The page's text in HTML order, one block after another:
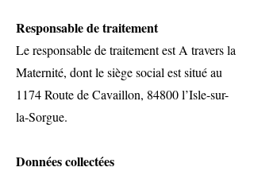
Responsable de traitement
Le responsable de traitement est A travers la
Maternité, dont le siège social est situé au
1174 Route de Cavaillon, 84800 l’Isle-sur-
la-Sorgue.
Données collectées